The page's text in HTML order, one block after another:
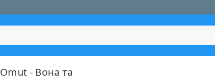
Omut - Вона та